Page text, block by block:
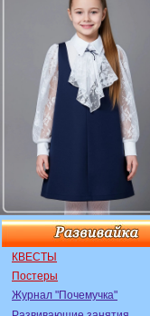
КВЕСТЫ
Постеры
Журнал "Почемучка"